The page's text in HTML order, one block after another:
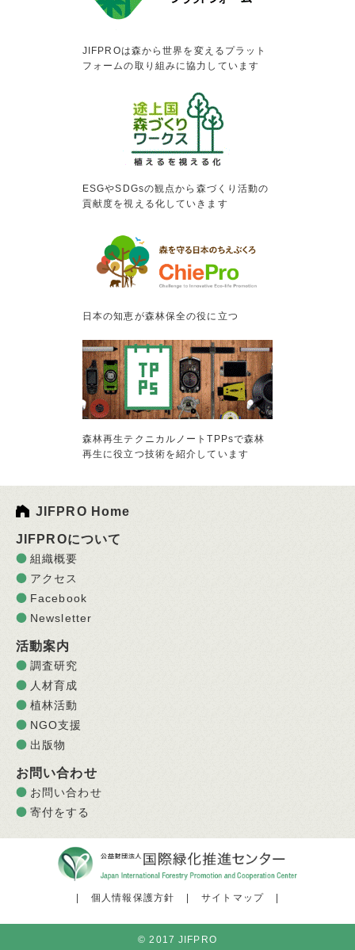
JIFPROは森から世界を変えるプラット
フォームの取り組みに協力しています
ESGやSDGsの観点から森づくり活動の
貢献度を視える化していきます
日本の知恵が森林保全の役に立つ
森林再生テクニカルノートTPPsで森林
再生に役立つ技術を紹介しています
JIFPRO Home
JIFPROについて
組織概要
アクセス
Facebook
Newsletter
活動案内
調査研究
人材育成
植林活動
NGO支援
出版物
お問い合わせ
お問い合わせ
寄付をする
個人情報保護方針 サイトマップ
© 2017 JIFPRO